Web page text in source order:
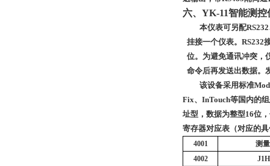
六、YK-11智能测
本仪表可另配
挂接一个仪表。 RS232
位。 为避免通讯冲突，
命令后再发送出数据。
该设备采用标准
Fix、 InTouch等国内的
址型，数据为整型16位
寄存器对应表 （对应的
4001
测
4002